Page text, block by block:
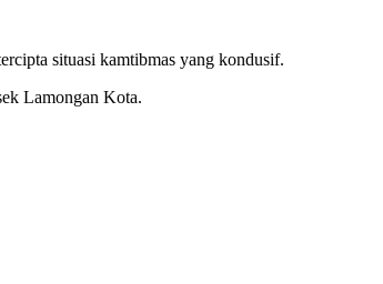
situasi kamtibmas yang kondusif.
Lamongan Kota.